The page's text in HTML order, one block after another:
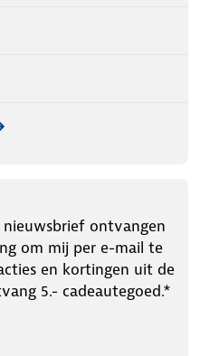
ontvangen
om mij per e-mail te
en kortingen uit de
5.- cadeautegoed.*